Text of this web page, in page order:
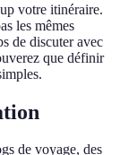
votre itinéraire.
les mêmes
de discuter avec
que définir
de voyage, des